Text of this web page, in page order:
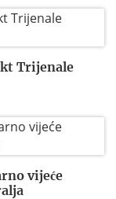
Trijenale
vijeće